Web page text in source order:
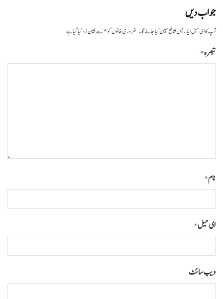
جواب دیں
آپ کا ای میل ایڈریس شائع نہیں کیا جائے گا۔ ضروری خانوں کو*سے نشان زد کیا گیا ہے
تبصرہ*
نام*
ای میل*
ویب‌ سائٹ